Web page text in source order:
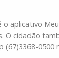
aplicativo
O cidadão
(67)3368-